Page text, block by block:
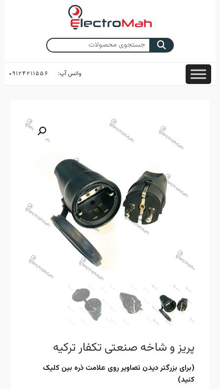
جستجو
برای:
واتس آپ: ۰۹۱۲۴۲۱۱۵۵۶
پریز و شاخه صنعتی تکفار ترکیه
(برای بزرگتر دیدن تصاویر روی علامت ذره بین کلیک
کنید)